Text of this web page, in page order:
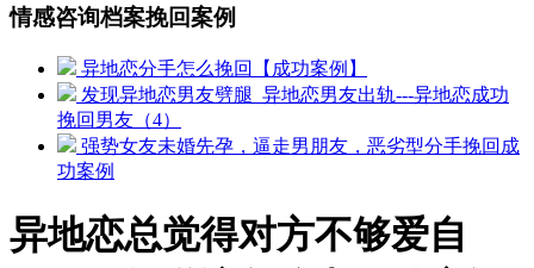
情感咨询档案挽回案例
异地恋分手怎么挽回【成功案例】
发现异地恋男友劈腿_异地恋男友出轨---异地恋成功
挽回男友（4）
强势女友未婚先孕，逼走男朋友，恶劣型分手挽回成
功案例
异地恋总觉得对方不够爱自